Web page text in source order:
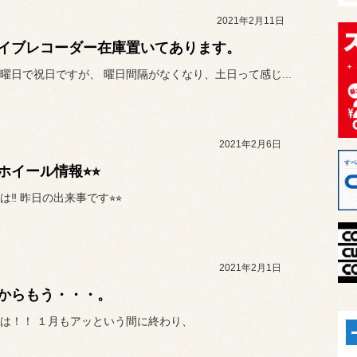
2021年2月11日
ブレコーダー在庫置いてあります。
日で祝日ですが、 曜日間隔がなくなり、土日って感じ...
2021年2月6日
イール情報⭐︎⭐︎
‼︎ 昨日の出来事です⭐︎⭐︎
2021年2月1日
らもう・・・。
！！ １月もアッという間に終わり、